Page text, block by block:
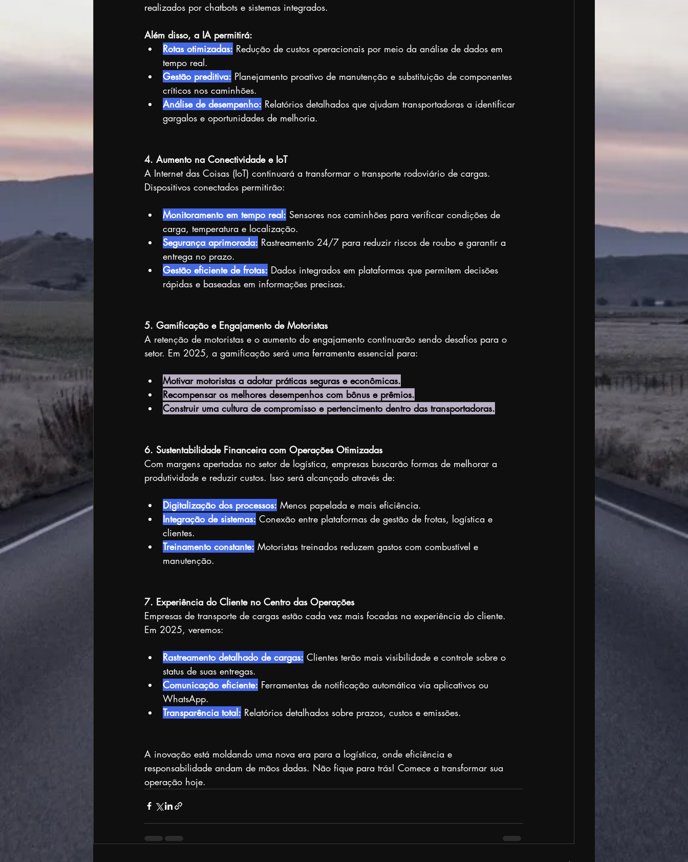
realizados por chatbots e sistemas integrados.
Além disso, a IA permitirá:
Rotas otimizadas: Redução de custos operacionais por meio da análise de dados em
tempo real.
Gestão preditiva: Planejamento proativo de manutenção e substituição de componentes
críticos nos caminhões.
Análise de desempenho: Relatórios detalhados que ajudam transportadoras a identificar
gargalos e oportunidades de melhoria.
4. Aumento na Conectividade e IoT
A Internet das Coisas (IoT) continuará a transformar o transporte rodoviário de cargas.
Dispositivos conectados permitirão:
Monitoramento em tempo real: Sensores nos caminhões para verificar condições de
carga, temperatura e localização.
Segurança aprimorada: Rastreamento 24/7 para reduzir riscos de roubo e garantir a
entrega no prazo.
Gestão eficiente de frotas: Dados integrados em plataformas que permitem decisões
rápidas e baseadas em informações precisas.
5. Gamificação e Engajamento de Motoristas
A retenção de motoristas e o aumento do engajamento continuarão sendo desafios para o
setor. Em 2025, a gamificação será uma ferramenta essencial para:
Motivar motoristas a adotar práticas seguras e econômicas.
Recompensar os melhores desempenhos com bônus e prêmios.
Construir uma cultura de compromisso e pertencimento dentro das transportadoras.
6. Sustentabilidade Financeira com Operações Otimizadas
Com margens apertadas no setor de logística, empresas buscarão formas de melhorar a
produtividade e reduzir custos. Isso será alcançado através de:
Digitalização dos processos: Menos papelada e mais eficiência.
Integração de sistemas: Conexão entre plataformas de gestão de frotas, logística e
clientes.
Treinamento constante: Motoristas treinados reduzem gastos com combustível e
manutenção.
7. Experiência do Cliente no Centro das Operações
Empresas de transporte de cargas estão cada vez mais focadas na experiência do cliente.
Em 2025, veremos:
Rastreamento detalhado de cargas: Clientes terão mais visibilidade e controle sobre o
status de suas entregas.
Comunicação eficiente: Ferramentas de notificação automática via aplicativos ou
WhatsApp.
Transparência total: Relatórios detalhados sobre prazos, custos e emissões.
A inovação está moldando uma nova era para a logística, onde eficiência e
responsabilidade andam de mãos dadas. Não fique para trás! Comece a transformar sua
operação hoje.